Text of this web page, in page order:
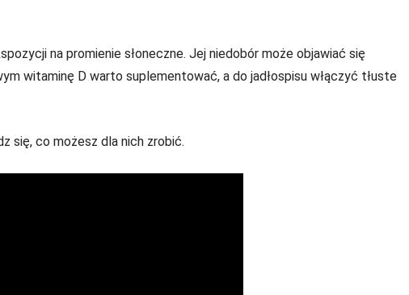
na promienie słoneczne. Jej niedobór może objawiać się
witaminę D warto suplementować, a do jadłospisu włączyć tłuste
się, co możesz dla nich zrobić.